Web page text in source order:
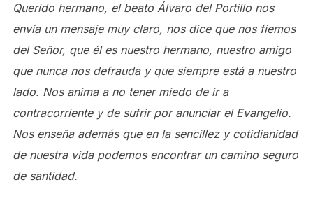
Querido hermano, el beato Álvaro del Portillo nos
envía un mensaje muy claro, nos dice que nos fiemos
del Señor, que él es nuestro hermano, nuestro amigo
que nunca nos defrauda y que siempre está a nuestro
lado. Nos anima a no tener miedo de ir a
contracorriente y de sufrir por anunciar el Evangelio.
Nos enseña además que en la sencillez y cotidianidad
de nuestra vida podemos encontrar un camino seguro
de santidad.